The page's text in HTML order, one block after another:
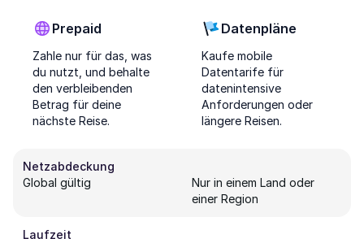
Prepaid
Zahle nur für das, was
du nutzt, und behalte
den verbleibenden
Betrag für deine
nächste Reise.
Datenpläne
Kaufe mobile
Datentarife für
datenintensive
Anforderungen oder
längere Reisen.
Netzabdeckung
Global gültig
Nur in einem Land oder
einer Region
Laufzeit